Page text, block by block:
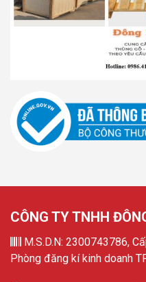
CÔNG TY TNHH
M.S.D.N: 2300743786,
Phòng đăng kí kinh doanh